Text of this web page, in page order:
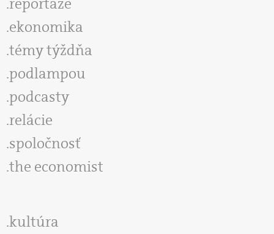
ekonomika
témy týždňa
podlampou
podcasty
relácie
spoločnosť
the economist
kultúra